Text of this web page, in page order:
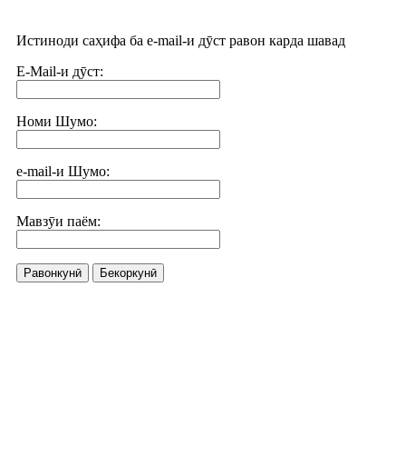
Истиноди саҳифа ба e-mail-и дӯст равон карда шавад
E-Mail-и дӯст:
Номи Шумо:
e-mail-и Шумо:
Мавзӯи паём:
Равонкунӣ Бекоркунӣ